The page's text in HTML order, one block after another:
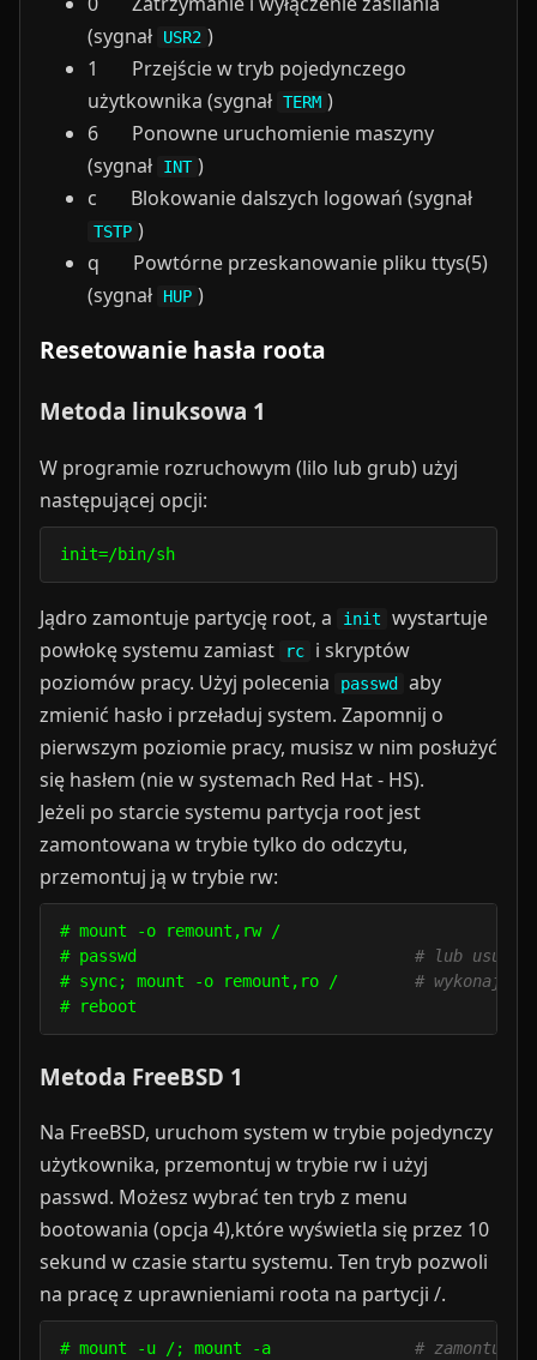
(sygnał
USR2 )
1 Przejście w tryb pojedynczego
użytkownika (sygnał TERM )
6 Ponowne uruchomienie maszyny
(sygnał
INT )
c Blokowanie dalszych logowań (sygnał
TSTP )
q Powtórne przeskanowanie pliku ttys(5)
(sygnał
HUP )
Resetowanie hasła roota
Metoda linuksowa 1
W programie rozruchowym (lilo lub grub) użyj
następującej opcji:
init=/bin/sh
Jądro zamontuje partycję root, a init
wystartuje
powłokę systemu zamiast
rc
i skryptów
poziomów pracy. Użyj polecenia
passwd
aby
zmienić hasło i przeładuj system. Zapomnij o
pierwszym poziomie pracy, musisz w nim posłużyć
się hasłem (nie w systemach Red Hat - HS).
Jeżeli po starcie systemu partycja root jest
zamontowana w trybie tylko do odczytu,
przemontuj ją w trybie rw:
# mount -o remount,rw /
# passwd # lub usuń
# sync; mount -o remount,ro / # wykonaj
Metoda FreeBSD 1
Na FreeBSD, uruchom system w trybie pojedynczy
użytkownika, przemontuj w trybie rw i użyj
passwd. Możesz wybrać ten tryb z menu
bootowania (opcja 4),które wyświetla się przez 10
sekund w czasie startu systemu. Ten tryb pozwoli
na pracę z uprawnieniami roota na partycji /.
# mount -u /; mount -a #